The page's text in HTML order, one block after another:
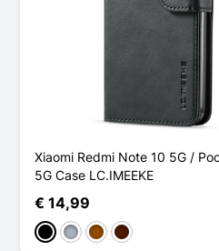
Xiaomi Redmi Note 10 5G /
5G Case LC.IMEEKE
€ 14,99
ZwartGrijsBruinDonkerbruin